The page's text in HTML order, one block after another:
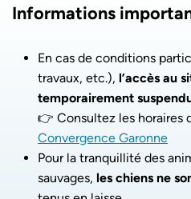
Informations
En cas de conditions
travaux, etc.), l’accès au
temporairement
👉 Consultez les horaires
Convergence Garonne
Pour la tranquillité des
sauvages, les chiens ne